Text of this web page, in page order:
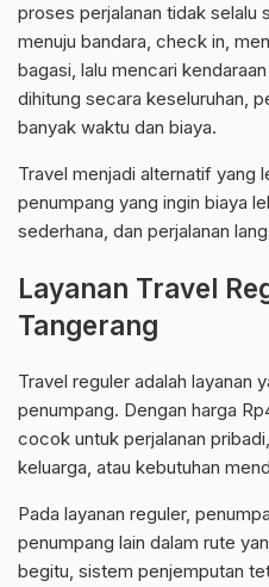
proses perjalanan tidak selalu
menuju bandara, check in,
bagasi, lalu mencari
dihitung secara keseluruhan,
banyak waktu dan biaya.
Travel menjadi alternatif yang
penumpang yang ingin biaya
sederhana, dan perjalanan
Layanan Travel
Tangerang
Travel reguler adalah layanan
penumpang. Dengan harga
cocok untuk perjalanan
keluarga, atau kebutuhan
Pada layanan reguler,
penumpang lain dalam rute
begitu, sistem penjemputan